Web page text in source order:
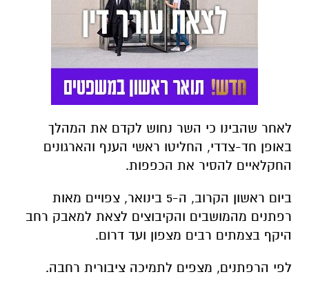
לאחר שהבינו כי השר נחוש לקדם את המהלך
באופן חד-צדדי, החליטו ראשי הענף והארגונים
החקלאיים להסיר את הכפפות.
ביום ראשון הקרוב, ה-5 בינואר, צפויים מאות
רפתנים מהמושבים והקיבוצים לצאת למאבק רחב
היקף בצמתים רבים מצפון ועד דרום.
לפי הרפתנים, מצפים לתמיכה ציבורית רחבה.